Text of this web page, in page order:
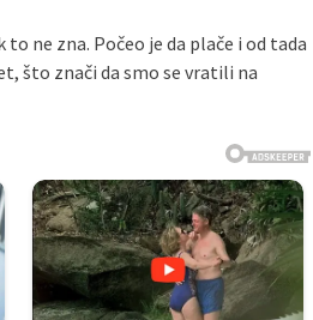
ne zna. Počeo je da plače i od tada
što znači da smo se vratili na